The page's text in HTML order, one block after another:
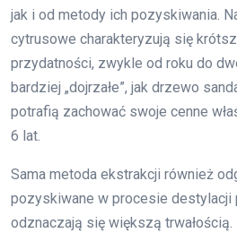
jak i od metody ich pozyskiwania.
cytrusowe charakteryzują się
przydatności, zwykle od roku do
bardziej „dojrzałe”, jak drzewo
potrafią zachować swoje cenne
6 lat.
Sama metoda ekstrakcji również
pozyskiwane w procesie destylacji
odznaczają się większą